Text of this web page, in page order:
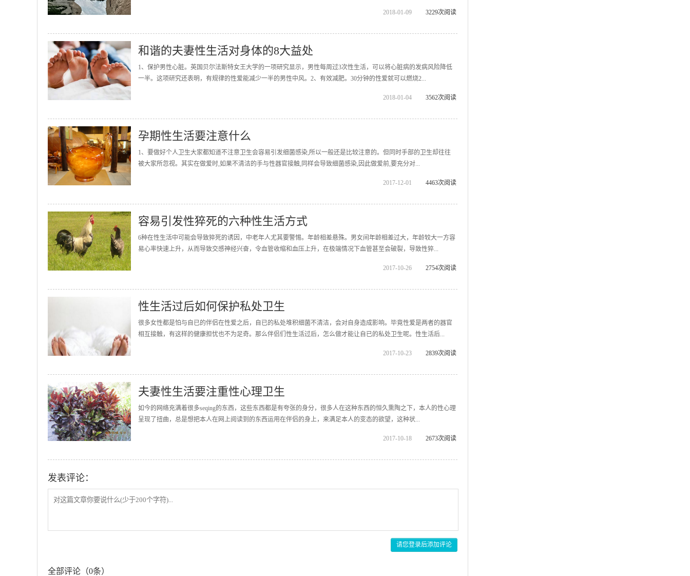
2018-01-09 3229次阅读
和谐的夫妻性生活对身体的8大益处
1、保护男性心脏。英国贝尔法斯特女王大学的一项研究显示，男性每周过3次性生活，可以将心脏病的发病风险降低
一半。这项研究还表明，有规律的性爱能减少一半的男性中风。2、有效减肥。30分钟的性爱就可以燃烧2...
2018-01-04 3562次阅读
孕期性生活要注意什么
1、要做好个人卫生大家都知道不注意卫生会容易引发细菌感染,所以一般还是比较注意的。但同时手部的卫生却往往
被大家所忽视。其实在做爱时,如果不清洁的手与性器官接触,同样会导致细菌感染,因此做爱前,要充分对...
2017-12-01 4463次阅读
容易引发性猝死的六种性生活方式
6种在性生活中可能会导致猝死的诱因，中老年人尤其要警惕。年龄相差悬殊。男女间年龄相差过大，年龄较大一方容
易心率快速上升，从而导致交感神经兴奋，令血管收缩和血压上升，在极端情况下血管甚至会破裂，导致性猝...
2017-10-26 2754次阅读
性生活过后如何保护私处卫生
很多女性都是怕与自已的伴侣在性爱之后，自已的私处堆积细菌不清洁，会对自身造成影响。毕竟性爱是两者的器官
相互接触，有这样的健康担忧也不为足奇。那么伴侣们性生活过后，怎么做才能让自已的私处卫生呢。性生活后...
2017-10-23 2839次阅读
夫妻性生活要注重性心理卫生
如今的网络充满着很多seqing的东西，这些东西都是有夸张的身分，很多人在这种东西的恒久熏陶之下，本人的性心理
呈现了扭曲，总是想把本人在网上阅读到的东西运用在伴侣的身上，来满足本人的变态的欲望，这种状...
2017-10-18 2673次阅读
发表评论：
请您登录后添加评论
全部评论（0条）